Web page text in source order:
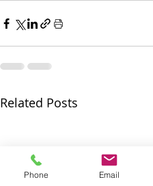
Related Posts
Phone Email